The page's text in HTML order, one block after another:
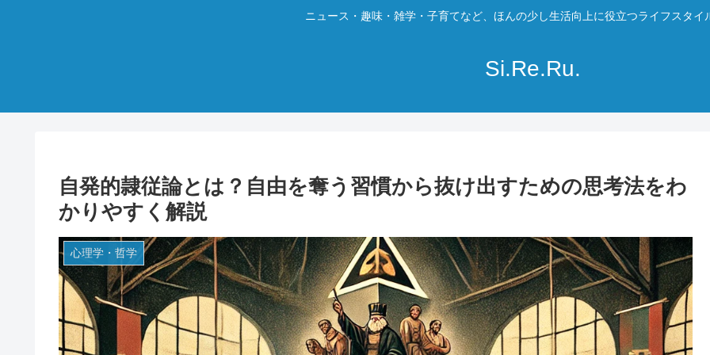
ニュース・趣味・雑学・子育てなど、ほんの少し生活向上に役立つライフスタイ
Si.Re.Ru.
自発的隷従論とは？自由を奪う習慣から抜け出すための思考法をわ
かりやすく解説
心理学・哲学